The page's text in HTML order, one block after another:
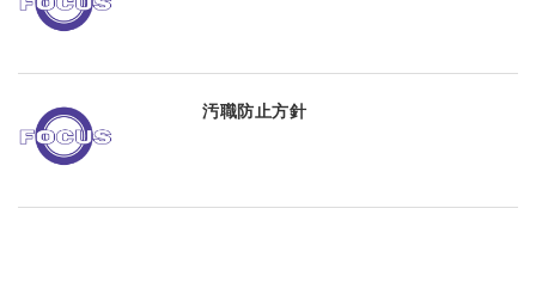
汚職防止方針